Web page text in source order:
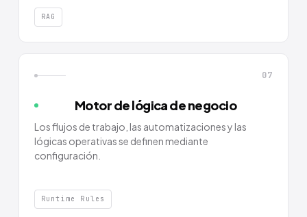
RAG
07
Motor de lógica de negocio
Los flujos de trabajo, las automatizaciones y las
lógicas operativas se definen mediante
configuración.
Runtime Rules